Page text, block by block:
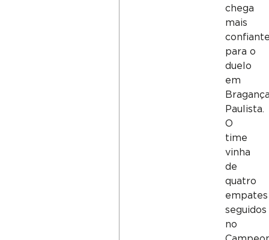
chega
mais
para o
duelo
em
Paulista.
O
time
vinha
de
quatro
empates
seguidos
no